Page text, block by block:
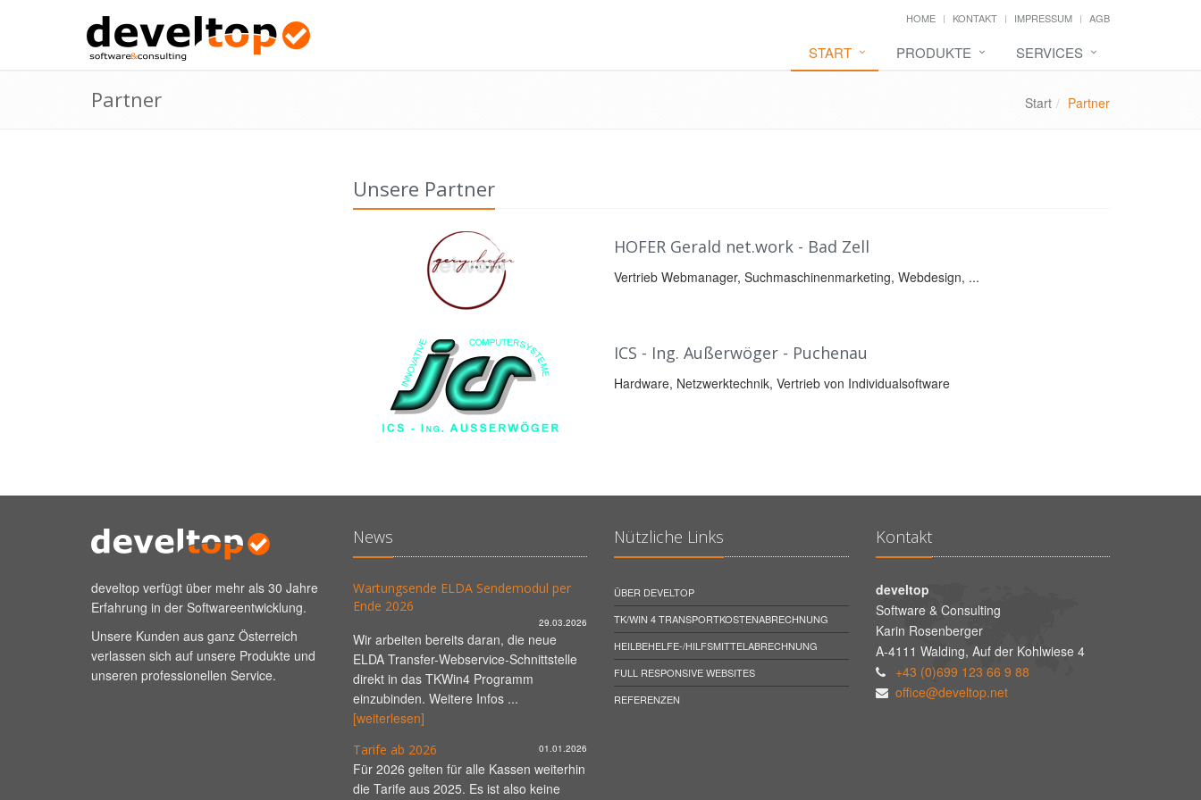
HOME KONTAKT IMPRESSUM AGB
START PRODUKTE SERVICES
Partner Start Partner
Unsere Partner
HOFER Gerald net.work - Bad Zell
Vertrieb Webmanager, Suchmaschinenmarketing, Webdesign, ...
ICS - Ing. Außerwöger - Puchenau
Hardware, Netzwerktechnik, Vertrieb von Individualsoftware
develtop verfügt über mehr als 30 Jahre
Erfahrung in der Softwareentwicklung.
Unsere Kunden aus ganz Österreich
verlassen sich auf unsere Produkte und
unseren professionellen Service.
News
Wartungsende ELDA Sendemodul per
Ende 2026
29.03.2026
Wir arbeiten bereits daran, die neue
ELDA Transfer-Webservice-Schnittstelle
direkt in das TKWin4 Programm
einzubinden. Weitere Infos ...
[weiterlesen]
Tarife ab 2026 01.01.2026
Für 2026 gelten für alle Kassen weiterhin
die Tarife aus 2025. Es ist also keine
Nützliche Links
ÜBER DEVELTOP
TK/WIN 4 TRANSPORTKOSTENABRECHNUNG
HEILBEHELFE-/HILFSMITTELABRECHNUNG
FULL RESPONSIVE WEBSITES
REFERENZEN
Kontakt
develtop
Software & Consulting
Karin Rosenberger
A-4111 Walding, Auf der Kohlwiese 4
+43 (0)699 123 66 9 88
office@develtop.net